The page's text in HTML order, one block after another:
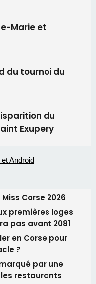
Marie et
du tournoi du
du
Exupery
Corse 2026
premières loges
pas avant 2081
en Corse pour
?
par une
restaurants